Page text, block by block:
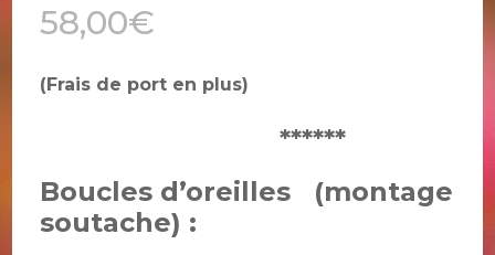
58,00€
(Frais de port en plus)
******
Boucles d’oreilles (montage
soutache) :